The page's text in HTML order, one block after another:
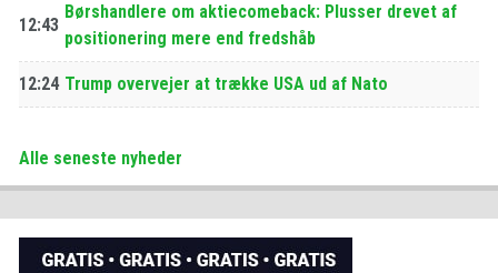
12:43
Børshandlere om aktiecomeback: Plusser drevet af
positionering mere end fredshåb
12:24 Trump overvejer at trække USA ud af Nato
Alle seneste nyheder